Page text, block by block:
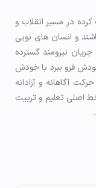
در مسیر انقلاب و
و انسان های نویی
جریان نیرومند گسترده
خودش فرو ببرد با خودش
آگاهانه و آزادانه
اصلی تعلیم و تربیت